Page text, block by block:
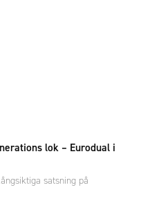
lok – Eurodual i
satsning på